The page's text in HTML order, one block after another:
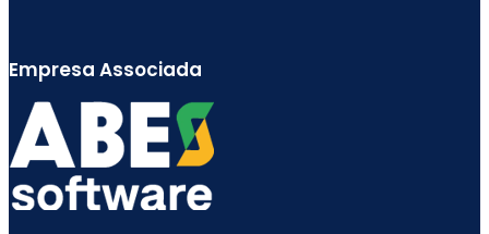
Empresa Associada